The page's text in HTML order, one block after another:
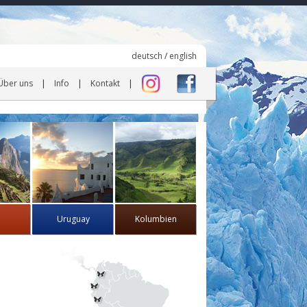
Kontakt
Info
uns
deutsch / english
Uruguay Kolumbien